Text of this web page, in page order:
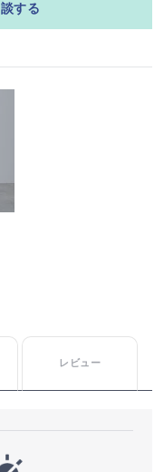
する
レビュー